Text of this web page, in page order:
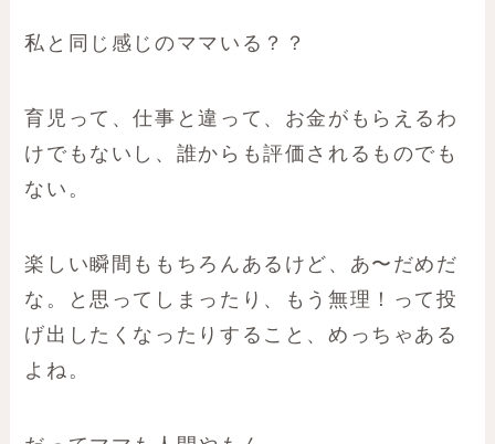
私と同じ感じのママいる？？
育児って、仕事と違って、お金がもらえるわ
けでもないし、誰からも評価されるものでも
ない。
楽しい瞬間ももちろんあるけど、あ〜だめだ
な。と思ってしまったり、もう無理！って投
げ出したくなったりすること、めっちゃある
よね。